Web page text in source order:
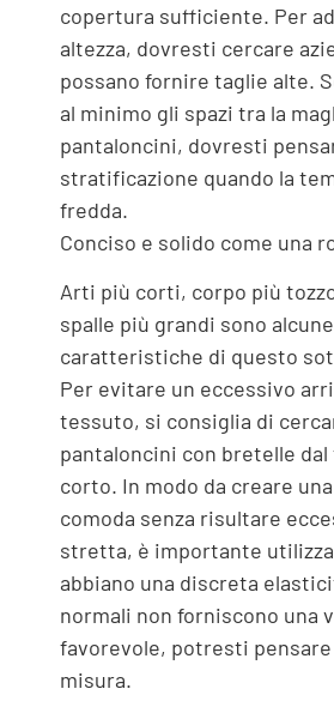
copertura sufficiente. Per
altezza, dovresti cercare
possano fornire taglie alte.
al minimo gli spazi tra la
pantaloncini, dovresti
stratificazione quando la
fredda.
Conciso e solido come una
Arti più corti, corpo più
spalle più grandi sono
caratteristiche di questo
Per evitare un eccessivo
tessuto, si consiglia di
pantaloncini con bretelle
corto. In modo da creare
comoda senza risultare
stretta, è importante
abbiano una discreta
normali non forniscono una
favorevole, potresti pensare
misura.